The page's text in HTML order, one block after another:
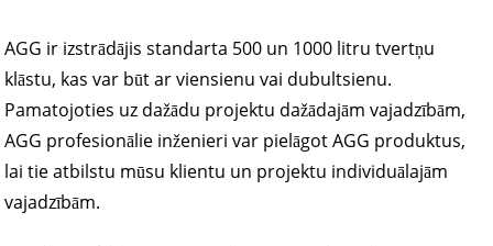
AGG ir izstrādājis standarta 500 un 1000 litru tvertņu
klāstu, kas var būt ar viensienu vai dubultsienu.
Pamatojoties uz dažādu projektu dažādajām vajadzībām,
AGG profesionālie inženieri var pielāgot AGG produktus,
lai tie atbilstu mūsu klientu un projektu individuālajām
vajadzībām.